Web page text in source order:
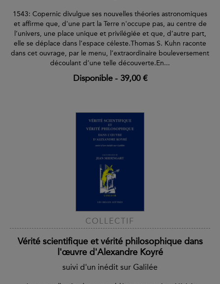
1543: Copernic divulgue ses nouvelles théories astronomiques
et affirme que, d'une part la Terre n'occupe pas, au centre de
l’univers, une place unique et privilégiée et que, d’autre part,
elle se déplace dans l’espace céleste.Thomas S. Kuhn raconte
dans cet ouvrage, par le menu, l’extraordinaire bouleversement
découlant d’une telle découverte.En...
Disponible- 39,00 €
COLLECTIF
Vérité scientifique et vérité philosophique dans
l'œuvre d'Alexandre Koyré
suivi d'un inédit sur Galilée